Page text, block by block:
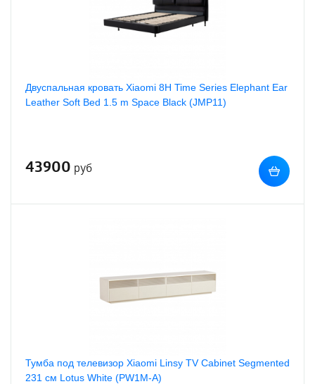
Двуспальная кровать Xiaomi 8H Time Series Elephant Ear
Leather Soft Bed 1.5 m Space Black (JMP11)
43900 руб
Тумба под телевизор Xiaomi Linsy TV Cabinet Segmented
231 см Lotus White (PW1M-A)